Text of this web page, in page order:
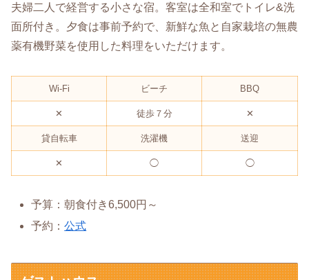
夫婦二人で経営する小さな宿。客室は全和室でトイレ&洗
面所付き。夕食は事前予約で、新鮮な魚と自家栽培の無農
薬有機野菜を使用した料理をいただけます。
Wi-Fi ビーチ BBQ
✕ 徒歩７分 ✕
貸自転車 洗濯機 送迎
✕ ◯ ◯
予算：朝食付き6,500円～
予約：公式